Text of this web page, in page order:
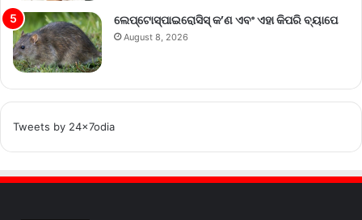
ଲେପ୍ଟୋସ୍ପାଇରୋସିସ୍ କ’ଣ ଏବଂ ଏହା କିପରି ବ୍ୟାପେ
August 8, 2026
Tweets by 24x7odia